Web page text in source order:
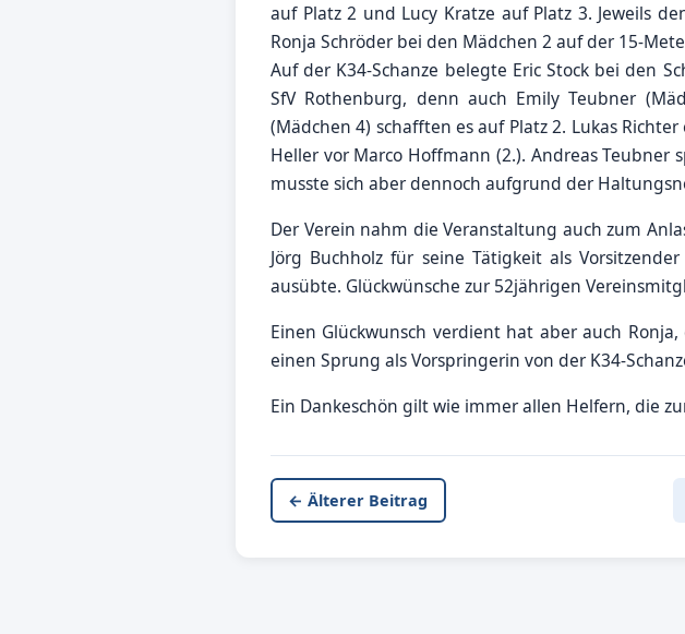
auf Platz 2 und Lucy Kratze auf Platz 3. Jeweils
Ronja Schröder bei den Mädchen 2 auf der 15-
Auf der K34-Schanze belegte Eric Stock bei den
SfV Rothenburg, denn auch Emily Teubner
(Mädchen 4) schafften es auf Platz 2. Lukas
Heller vor Marco Hoffmann (2.). Andreas
musste sich aber dennoch aufgrund der
Der Verein nahm die Veranstaltung auch zum
Jörg Buchholz für seine Tätigkeit als
ausübte. Glückwünsche zur 52jährigen
Einen Glückwunsch verdient hat aber auch
einen Sprung als Vorspringerin von der K34-
Ein Dankeschön gilt wie immer allen Helfern, die
← Älterer Beitrag